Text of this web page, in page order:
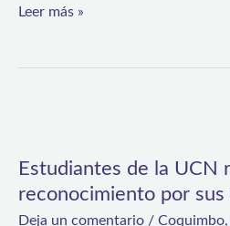
Leer más »
Estudiantes de la UCN
reconocimiento por
Deja un comentario / Coquimbo,
la